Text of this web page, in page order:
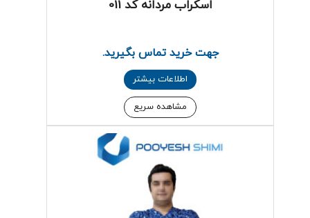
اسکراب مردانه کد 011
جهت خرید تماس بگیرید.
اطلاعات بیشتر
مشاهده سریع